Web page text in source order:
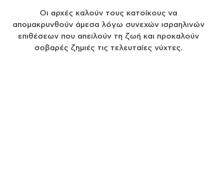
Οι αρχές καλούν τους κατοίκους να
απομακρυνθούν άμεσα λόγω συνεχών ισραηλινών
επιθέσεων που απειλούν τη ζωή και προκαλούν
σοβαρές ζημιές τις τελευταίες νύχτες.